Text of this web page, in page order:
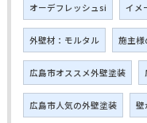
オーデフレッシュsi イメ
外壁材：モルタル 施主様
広島市オススメ外壁塗装
広島市人気の外壁塗装 壁